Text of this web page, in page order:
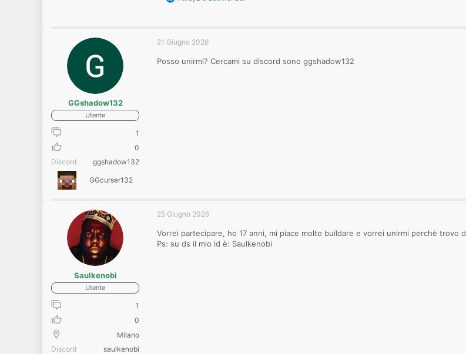
i
n
GGshadow132
Utente
1
0
Discord
ggshadow132
GGcurser132
21 Giugno 2026
Posso unirmi? Cercami su discord sono ggshadow132
Saulkenobi
Utente
1
0
Milano
Discord
saulkenobi
25 Giugno 2026
Vorrei partecipare, ho 17 anni, mi piace molto buildare e vorrei unirmi perchè
Ps: su ds il mio id è: Saulkenobi